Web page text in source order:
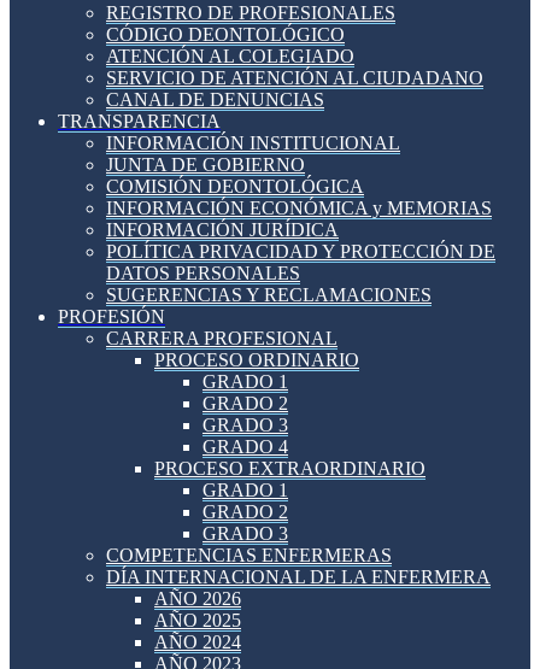
REGISTRO DE PROFESIONALES
CÓDIGO DEONTOLÓGICO
ATENCIÓN AL COLEGIADO
SERVICIO DE ATENCIÓN AL CIUDADANO
CANAL DE DENUNCIAS
TRANSPARENCIA
INFORMACIÓN INSTITUCIONAL
JUNTA DE GOBIERNO
COMISIÓN DEONTOLÓGICA
INFORMACIÓN ECONÓMICA y MEMORIAS
INFORMACIÓN JURÍDICA
POLÍTICA PRIVACIDAD Y PROTECCIÓN DE
DATOS PERSONALES
SUGERENCIAS Y RECLAMACIONES
PROFESIÓN
CARRERA PROFESIONAL
PROCESO ORDINARIO
GRADO 1
GRADO 2
GRADO 3
GRADO 4
PROCESO EXTRAORDINARIO
GRADO 1
GRADO 2
GRADO 3
COMPETENCIAS ENFERMERAS
DÍA INTERNACIONAL DE LA ENFERMERA
AÑO 2026
AÑO 2025
AÑO 2024
AÑO 2023